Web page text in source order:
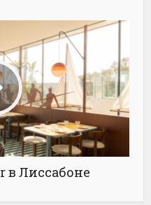
в Лиссабоне